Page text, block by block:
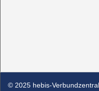
© 2025 hebis-